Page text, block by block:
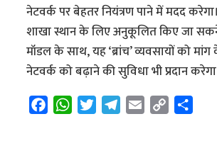
नेटवर्क पर बेहतर नियंत्रण पाने में मदद
शाखा स्थान के लिए अनुकूलित किए जा
मॉडल के साथ, यह ‘ब्रांच’ व्यवसायों को
नेटवर्क को बढ़ाने की सुविधा भी प्रदान
F
W
T
T
E
C